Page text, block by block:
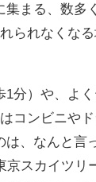
まる、数多
られなくな
分）や、よ
コンビニや
、なんと言
スカイツリ